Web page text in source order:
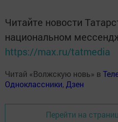
Читайте новости
национальном
https://max.ru/tatmedia
Читай «Волжскую новь» в
Одноклассники, Дзен
Перейти на